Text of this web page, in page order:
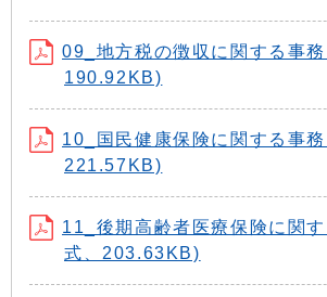
09_地方税の徴収に関する事務
190.92KB)
10_国民健康保険に関する事
221.57KB)
11_後期高齢者医療保険に関
式、203.63KB)